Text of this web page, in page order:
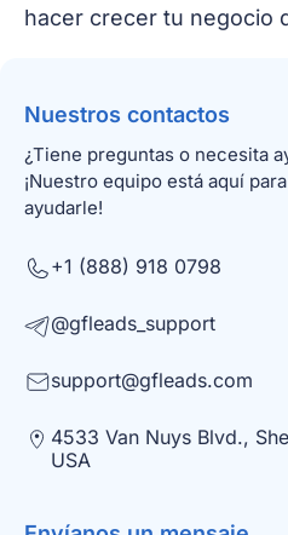
hacer crecer tu negocio
Nuestros contactos
¿Tiene preguntas o necesita
¡Nuestro equipo está aquí para
ayudarle!
+1 (888) 918 0798
@gfleads_support
support@gfleads.com
4533 Van Nuys Blvd.,
USA